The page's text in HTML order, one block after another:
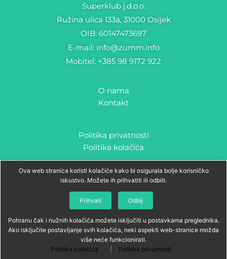
Superklub j.d.o.o.
Ružina ulica 133a, 31000 Osijek
OIB: 60147473697
E-mail: info@zumm.info
Mobitel: +385 98 9172 922
O nama
Kontakt
Ova web stranica koristi kolačiće kako bi osigurala bolje korisničko
iskustvo. Možete ih prihvatiti ili odbiti.
Prihvati Odbij
Pohranu čak i nužnih kolačića možete isključiti u postavkama preglednika.
Ako isključite postavljanje svih kolačića, neki aspekti web-stranice možda
više neće funkcionirati.
Politika kolačića
Politika privatnosti
Politika privatnosti
Politika kolačića
F
a
c
o
o
n
s
g
r
a
m
info@zumm.info